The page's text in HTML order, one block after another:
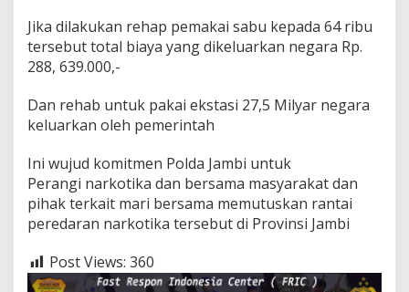
Jika dilakukan rehap pemakai sabu kepada 64 ribu
tersebut total biaya yang dikeluarkan negara Rp.
288, 639.000,-
Dan rehab untuk pakai ekstasi 27,5 Milyar negara
keluarkan oleh pemerintah
Ini wujud komitmen Polda Jambi untuk
Perangi narkotika dan bersama masyarakat dan
pihak terkait mari bersama memutuskan rantai
peredaran narkotika tersebut di Provinsi Jambi
Post Views: 360